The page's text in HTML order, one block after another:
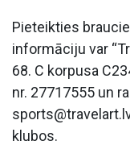
Pieteikties
informāciju var
68. C korpusa
nr. 27717555 un
klubos.